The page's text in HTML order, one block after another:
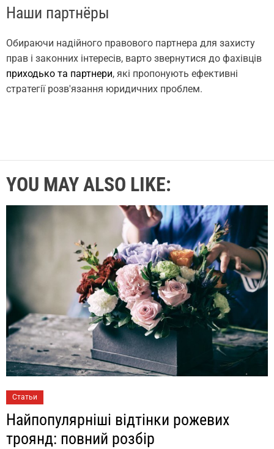
Наши партнёры
Обираючи надійного правового партнера для захисту
прав і законних інтересів, варто звернутися до фахівців
приходько та партнери, які пропонують ефективні
стратегії розв'язання юридичних проблем.
YOU MAY ALSO LIKE:
Статьи
Найпопулярніші відтінки рожевих
троянд: повний розбір